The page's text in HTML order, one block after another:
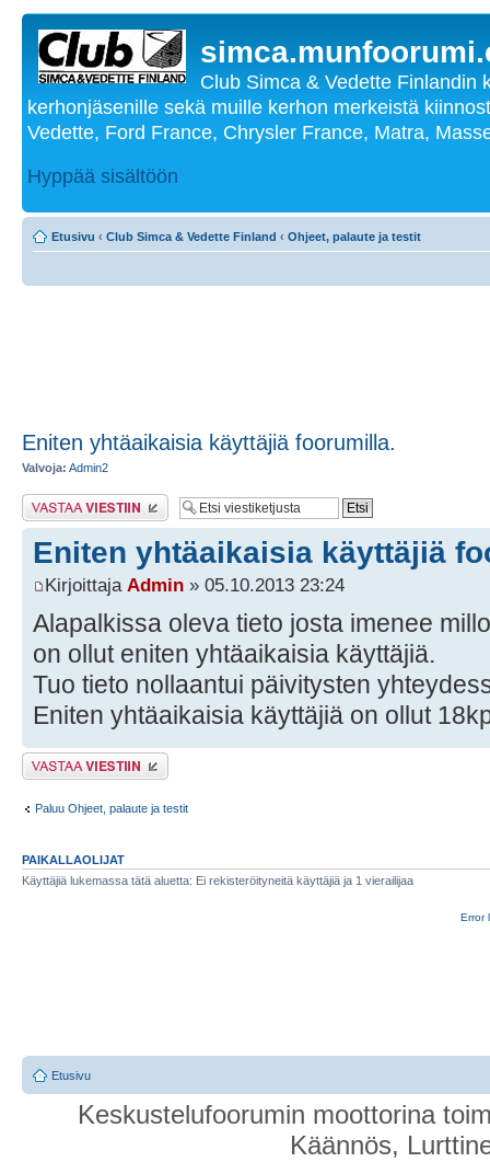
Club Simca & Vedette Finlandin
kerhonjäsenille sekä muille kerhon merkeistä
Vedette, Ford France, Chrysler France, Matra,
Hyppää sisältöön
Etusivu ‹ Club Simca & Vedette Finland ‹ Ohjeet, palaute ja testit
Eniten yhtäaikaisia käyttäjiä foorumilla.
Valvoja: Admin2
Lähetä vastaus
Eniten yhtäaikaisia käyttäjiä
Kirjoittaja Admin » 05.10.2013 23:24
Alapalkissa oleva tieto josta imenee
on ollut eniten yhtäaikaisia käyttäjiä.
Tuo tieto nollaantui päivitysten
Eniten yhtäaikaisia käyttäjiä on ollut
Lähetä vastaus
Paluu Ohjeet, palaute ja testit
PAIKALLAOLIJAT
Käyttäjiä lukemassa tätä aluetta: Ei rekisteröityneitä käyttäjiä ja 1 vierailijaa
Error
Etusivu
Keskustelufoorumin moottorina
Käännös,